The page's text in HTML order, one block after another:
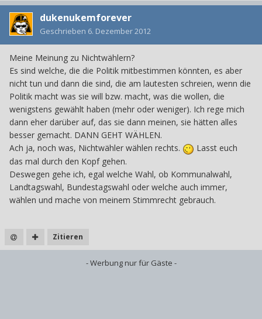
dukenukemforever
Geschrieben 6. Dezember 2012
Meine Meinung zu Nichtwählern?
Es sind welche, die die Politik mitbestimmen könnten, es aber
nicht tun und dann die sind, die am lautesten schreien, wenn die
Politik macht was sie will bzw. macht, was die wollen, die
wenigstens gewählt haben (mehr oder weniger). Ich rege mich
dann eher darüber auf, das sie dann meinen, sie hätten alles
besser gemacht. DANN GEHT WÄHLEN.
Ach ja, noch was, Nichtwähler wählen rechts.
Lasst euch
das mal durch den Kopf gehen.
Deswegen gehe ich, egal welche Wahl, ob Kommunalwahl,
Landtagswahl, Bundestagswahl oder welche auch immer,
wählen und mache von meinem Stimmrecht gebrauch.
Zitieren
- Werbung nur für Gäste -